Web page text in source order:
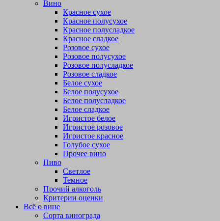
Вино
Красное сухое
Красное полусухое
Красное полусладкое
Красное сладкое
Розовое сухое
Розовое полусухое
Розовое полусладкое
Розовое сладкое
Белое сухое
Белое полусухое
Белое полусладкое
Белое сладкое
Игристое белое
Игристое розовое
Игристое красное
Голубое сухое
Прочее вино
Пиво
Светлое
Темное
Прочий алкоголь
Критерии оценки
Всё о вине
Сорта винограда